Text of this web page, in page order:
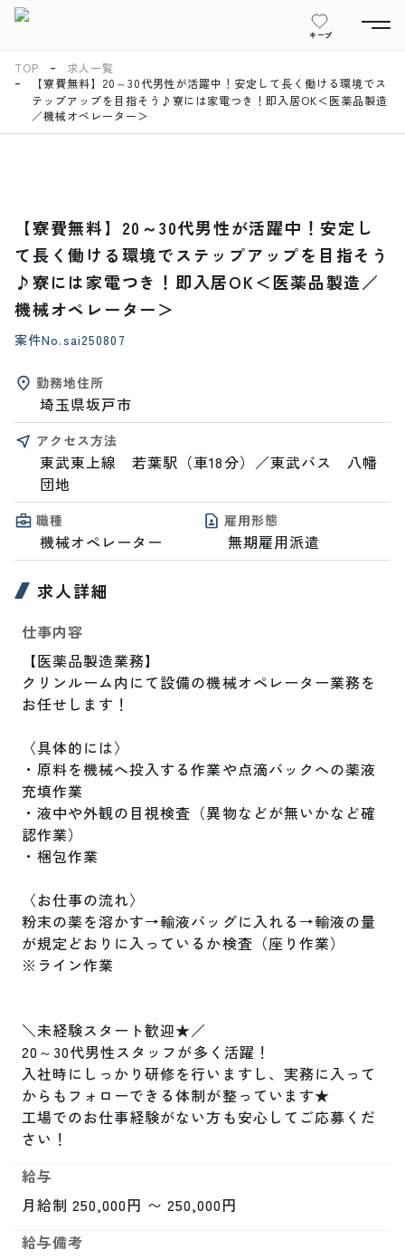
キープ
TOP
求人一覧
【寮費無料】20～30代男性が活躍中！安定して長く働ける環境でス
テップアップを目指そう♪寮には家電つき！即入居OK＜医薬品製造
／機械オペレーター＞
【寮費無料】20～30代男性が活躍中！安定し
て長く働ける環境でステップアップを目指そう
♪寮には家電つき！即入居OK＜医薬品製造／
機械オペレーター＞
案件No.sai250807
勤務地住所
埼玉県坂戸市
アクセス方法
東武東上線　若葉駅（車18分）／東武バス　八幡
団地
職種
機械オペレーター
雇用形態
無期雇用派遣
求人詳細
仕事内容
【医薬品製造業務】
クリンルーム内にて設備の機械オペレーター業務を
お任せします！
〈具体的には〉
・原料を機械へ投入する作業や点滴バックへの薬液
充填作業
・液中や外観の目視検査（異物などが無いかなど確
認作業）
・梱包作業
〈お仕事の流れ〉
粉末の薬を溶かす→輸液バッグに入れる→輸液の量
が規定どおりに入っているか検査（座り作業）
※ライン作業
＼未経験スタート歓迎★／
20～30代男性スタッフが多く活躍！
入社時にしっかり研修を行いますし、実務に入って
からもフォローできる体制が整っています★
工場でのお仕事経験がない方も安心してご応募くだ
さい！
給与
月給制 250,000円 〜 250,000円
給与備考